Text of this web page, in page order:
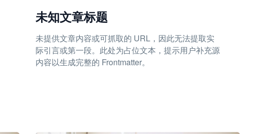
未知文章标题
未提供文章内容或可抓取的 URL，因此无法提取实
际引言或第一段。此处为占位文本，提示用户补充源
内容以生成完整的 Frontmatter。